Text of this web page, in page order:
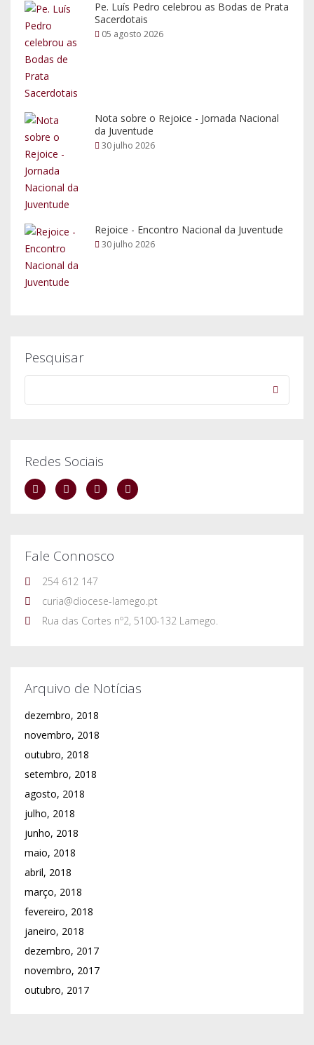
Pe. Luís Pedro celebrou as Bodas de Prata
Sacerdotais
05 agosto 2026
Nota sobre o Rejoice - Jornada Nacional
da Juventude
30 julho 2026
Rejoice - Encontro Nacional da Juventude
30 julho 2026
Pesquisar
Redes Sociais
Fale Connosco
254 612 147
curia@diocese-lamego.pt
Rua das Cortes nº2, 5100-132 Lamego.
Arquivo de Notícias
dezembro, 2018
novembro, 2018
outubro, 2018
setembro, 2018
agosto, 2018
julho, 2018
junho, 2018
maio, 2018
abril, 2018
março, 2018
fevereiro, 2018
janeiro, 2018
dezembro, 2017
novembro, 2017
outubro, 2017